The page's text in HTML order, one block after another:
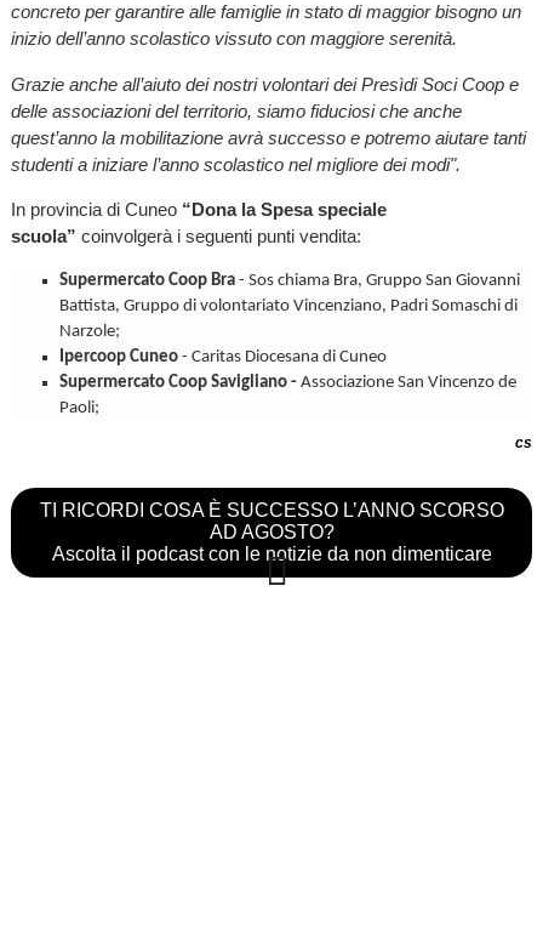
concreto per garantire alle famiglie in stato di maggior bisogno un
inizio dell’anno scolastico vissuto con maggiore serenità.
Grazie anche all’aiuto dei nostri volontari dei Presìdi Soci Coop e
delle associazioni del territorio, siamo fiduciosi che anche
quest’anno la mobilitazione avrà successo e potremo aiutare tanti
studenti a iniziare l’anno scolastico nel migliore dei modi".
In provincia di Cuneo “Dona la Spesa speciale
scuola” coinvolgerà i seguenti punti vendita:
Supermercato Coop Bra- Sos chiama Bra, Gruppo San Giovanni
Battista, Gruppo di volontariato Vincenziano, Padri Somaschi di
Narzole;
Ipercoop Cuneo- Caritas Diocesana di Cuneo
Supermercato Coop Savigliano - Associazione San Vincenzo de
Paoli;
cs
TI RICORDI COSA È SUCCESSO L’ANNO SCORSO
AD AGOSTO?
Ascolta il podcast con le notizie da non dimenticare